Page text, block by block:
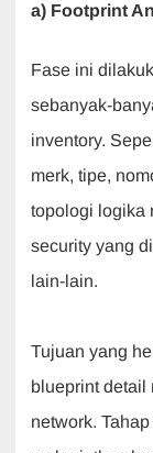
a) Footprint
Fase ini
sebanyak-
inventory.
merk, tipe,
topologi logika
security yang
lain-lain.
Tujuan yang
blueprint detail
network.